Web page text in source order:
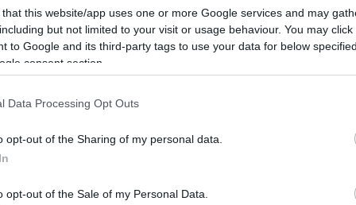
that this website/app uses one or more Google services and may
but not limited to your visit or usage behaviour. You may
to Google and its third-party tags to use your data for below
consent section.
Data Processing Opt Outs
opt-out of the Sharing of my personal data.
opt-out of the Sale of my Personal Data.
hétben történik.
forrásként a Google Keresőben!
ütközik össze a hazai közutakon – ezek mintegy 75%-
vagy alkonyatkor következik be, de a nász idején
ilyenkor kevésbé érzékelik a veszélyt, így akár lakott